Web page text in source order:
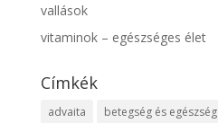
vallások
vitaminok – egészséges élet
Címkék
advaita betegség és egészség